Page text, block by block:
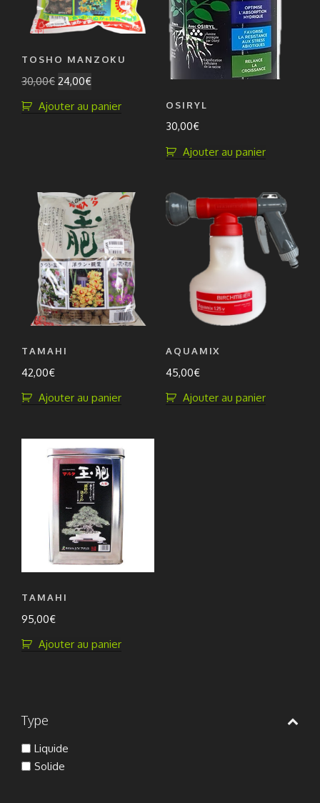
choisies
sur
page
produit
TOSHO MANZOKU
30,00€ Le
initial
24,00€Le
actuel
Ajouter au panier OSIRYL
30,00€
Ajouter au panier
TAMAHI
42,00€
Ajouter au panier
AQUAMIX
45,00€
Ajouter au panier
TAMAHI
95,00€
Ajouter au panier
Type
Liquide
Solide